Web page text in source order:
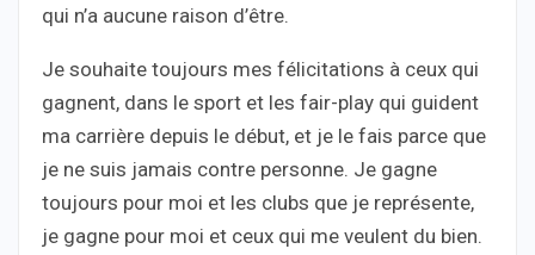
qui n’a aucune raison d’être.
Je souhaite toujours mes félicitations à ceux qui
gagnent, dans le sport et les fair-play qui guident
ma carrière depuis le début, et je le fais parce que
je ne suis jamais contre personne. Je gagne
toujours pour moi et les clubs que je représente,
je gagne pour moi et ceux qui me veulent du bien.